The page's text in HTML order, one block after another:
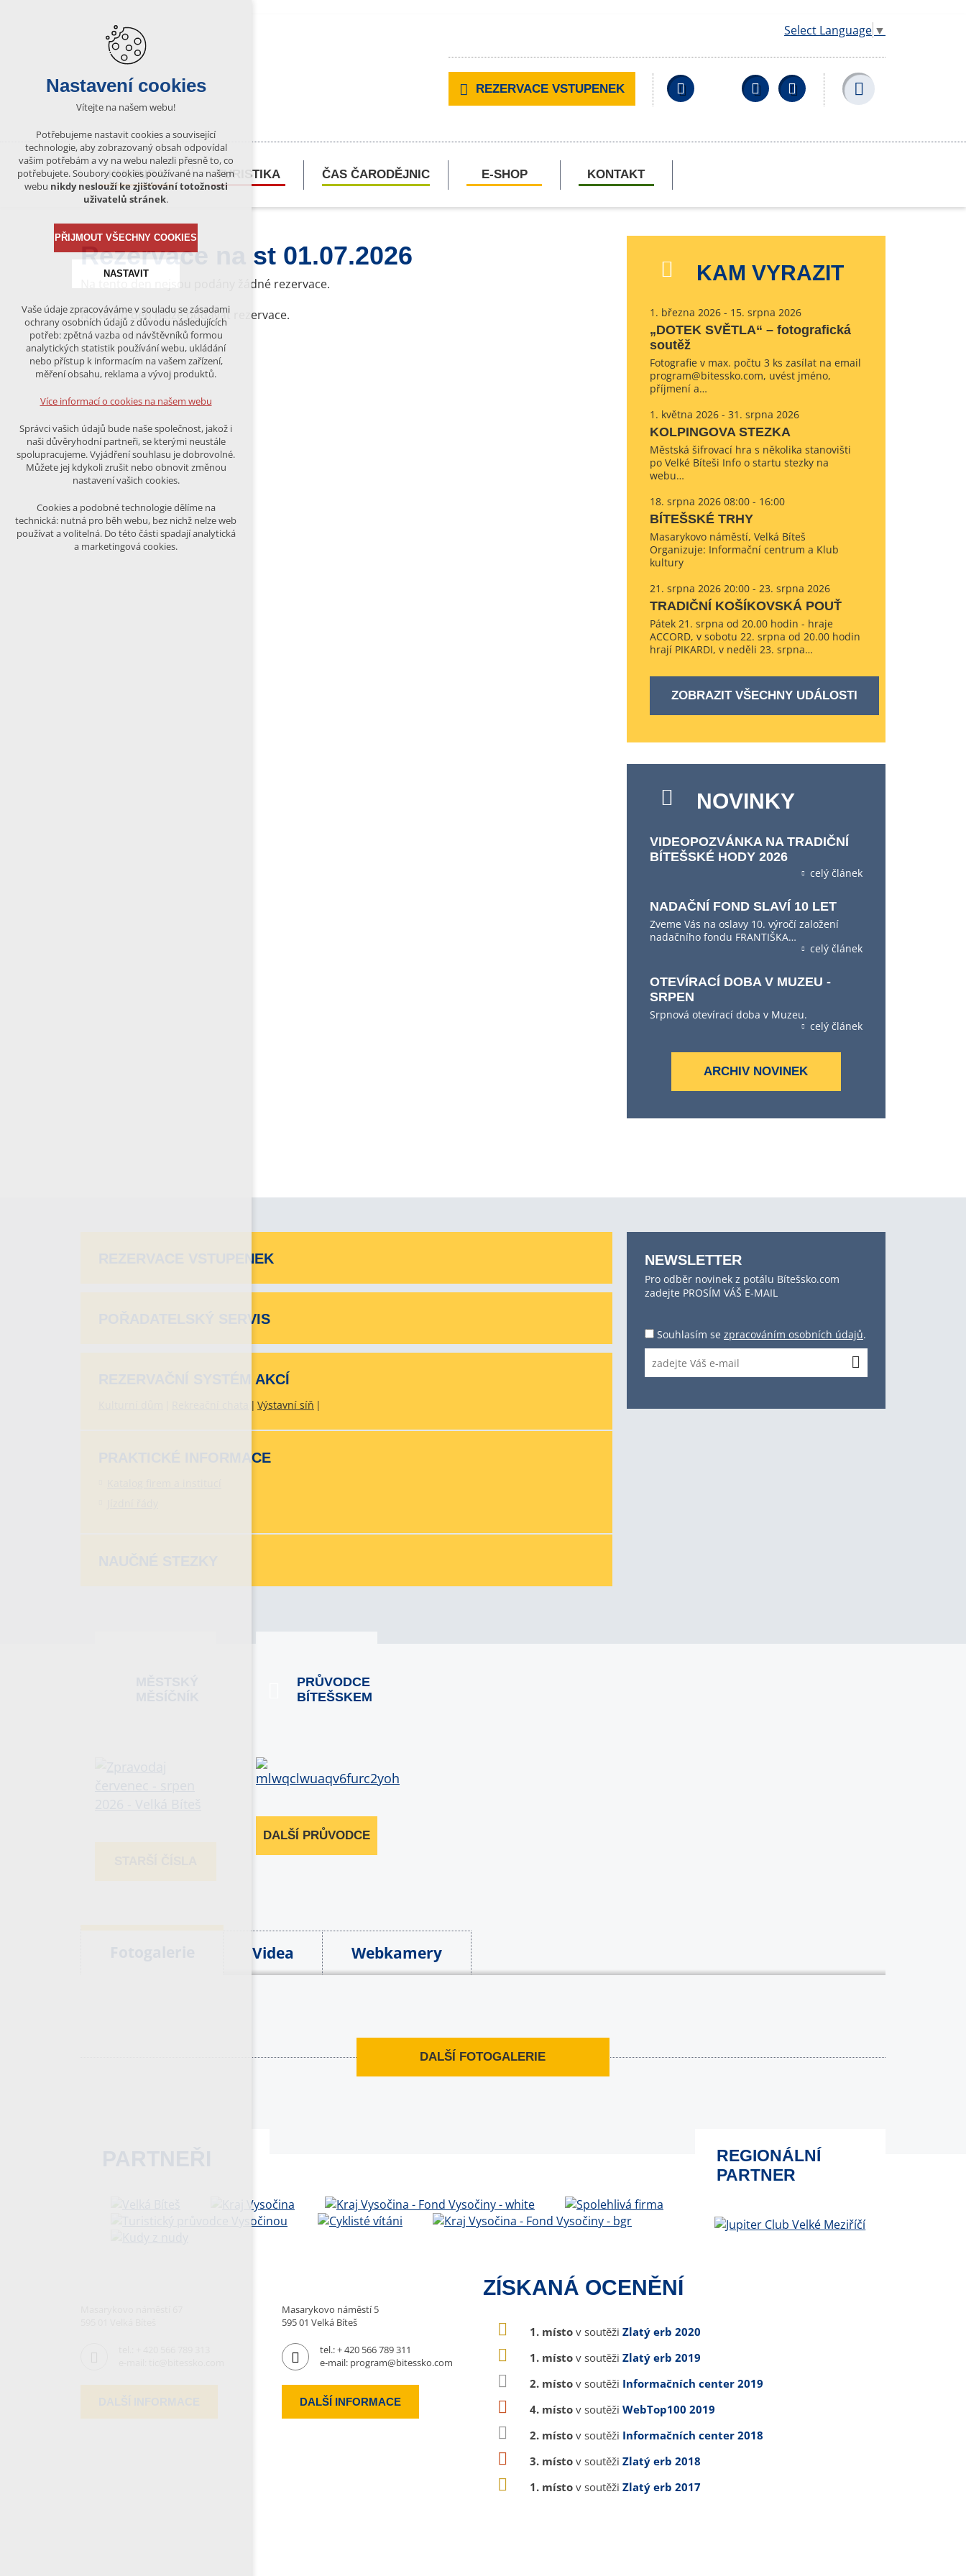
Select Language ▼
REZERVACE VSTUPENEK Facebook YouTubeWikipedia
KULTURA TURISTIKA ČAS ČARODĚJNIC E-SHOP KONTAKT
Rezervace na st 01.07.2026
Na tento den nejsou podány žádné rezervace.
Na tento den nelze podávat rezervace.
KAM VYRAZIT
1. března 2026 - 15. srpna 2026
„DOTEK SVĚTLA“ – fotografická
soutěž
Fotografie v max. počtu 3 ks zasílat na email
program@bitessko.com, uvést jméno,
příjmení a…
1. května 2026 - 31. srpna 2026
KOLPINGOVA STEZKA
Městská šifrovací hra s několika stanovišti
po Velké Bíteši Info o startu stezky na
webu…
18. srpna 2026 08:00 - 16:00
BÍTEŠSKÉ TRHY
Masarykovo náměstí, Velká Bíteš
Organizuje: Informační centrum a Klub
kultury
21. srpna 2026 20:00 - 23. srpna 2026
TRADIČNÍ KOŠÍKOVSKÁ POUŤ
Pátek 21. srpna od 20.00 hodin - hraje
ACCORD, v sobotu 22. srpna od 20.00 hodin
hrají PIKARDI, v neděli 23. srpna…
ZOBRAZIT VŠECHNY UDÁLOSTI
NOVINKY
VIDEOPOZVÁNKA NA TRADIČNÍ
BÍTEŠSKÉ HODY 2026
celý článek
NADAČNÍ FOND SLAVÍ 10 LET
Zveme Vás na oslavy 10. výročí založení
nadačního fondu FRANTIŠKA…
celý článek
OTEVÍRACÍ DOBA V MUZEU -
SRPEN
Srpnová otevírací doba v Muzeu.
celý článek
ARCHIV NOVINEK
REZERVACE VSTUPENEK
POŘADATELSKÝ SERVIS
REZERVAČNÍ SYSTÉM AKCÍ
Výstavní síň
PRAKTICKÉ INFORMACE
NEWSLETTER
Pro odběr novinek z potálu Bítešsko.com
zadejte PROSÍM VÁŠ E-MAIL
Souhlasím se zpracováním osobních údajů.
PRŮVODCE
BÍTEŠSKEM
DALŠÍ PRŮVODCE
Videa Webkamery
DALŠÍ FOTOGALERIE
REGIONÁLNÍ
PARTNER
Masarykovo náměstí 5
595 01 Velká Bíteš
tel.:+ 420 566 789 311
e-mail: program@bitessko.com
DALŠÍ INFORMACE
ZÍSKANÁ OCENĚNÍ
1. místo v soutěži Zlatý erb 2020
1. místo v soutěži Zlatý erb 2019
2. místo v soutěži Informačních center 2019
4. místo v soutěži WebTop100 2019
2. místo v soutěži Informačních center 2018
3. místo v soutěži Zlatý erb 2018
1. místo v soutěži Zlatý erb 2017
Nastavení cookies
Vítejte na našem webu!
Potřebujeme nastavit cookies a související
technologie, aby zobrazovaný obsah odpovídal
vašim potřebám a vy na webu nalezli přesně to, co
potřebujete. Soubory cookies používané na našem
webu nikdy neslouží ke zjišťování totožnosti
uživatelů stránek.
PŘIJMOUT VŠECHNY COOKIES
NASTAVIT
Technická cookies
nutná pro provozování webu
udržení kontextu stránek (session):
případná přihlášení, volby jazyka, apod.
analytická pro anonymizované
vyhodnocení návštěvnosti
marketingová cookies (Google)
Více informací o cookies na našem webu
ODMÍTNOUT VŠE
Vaše údaje zpracováváme v souladu se zásadami
ochrany osobních údajů z důvodu následujících
potřeb: zpětná vazba od návštěvníků formou
analytických statistik používání webu, ukládání
nebo přístup k informacím na vašem zařízení,
měření obsahu, reklama a vývoj produktů.
Více informací o cookies na našem webu
Správci vašich údajů bude naše společnost, jakož i
naši důvěryhodní partneři, se kterými neustále
spolupracujeme. Vyjádření souhlasu je dobrovolné.
Můžete jej kdykoli zrušit nebo obnovit změnou
nastavení vašich cookies.
Cookies a podobné technologie dělíme na
technická: nutná pro běh webu, bez nichž nelze web
používat a volitelná. Do této části spadají analytická
a marketingová cookies.